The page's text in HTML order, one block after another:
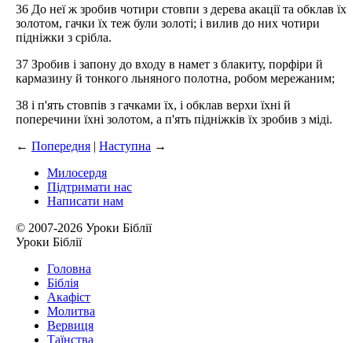
36 До неї ж зробив чотири стовпи з дерева акації та обклав їх
золотом, гачки їх теж були золоті; і вилив до них чотири
підніжки з срібла.
37 Зробив і запону до входу в намет з блакиту, порфіри й
кармазину й тонкого льняного полотна, робом мережаним;
38 і п'ять стовпів з гачками їх, і обклав верхи їхні й
поперечини їхні золотом, а п'ять підніжків їх зробив з міді.
← Попередня | Наступна →
Милосердя
Підтримати нас
Написати нам
© 2007-2026 Уроки Біблії
Уроки Біблії
Головна
Біблія
Акафіст
Молитва
Вервиця
Таїнства